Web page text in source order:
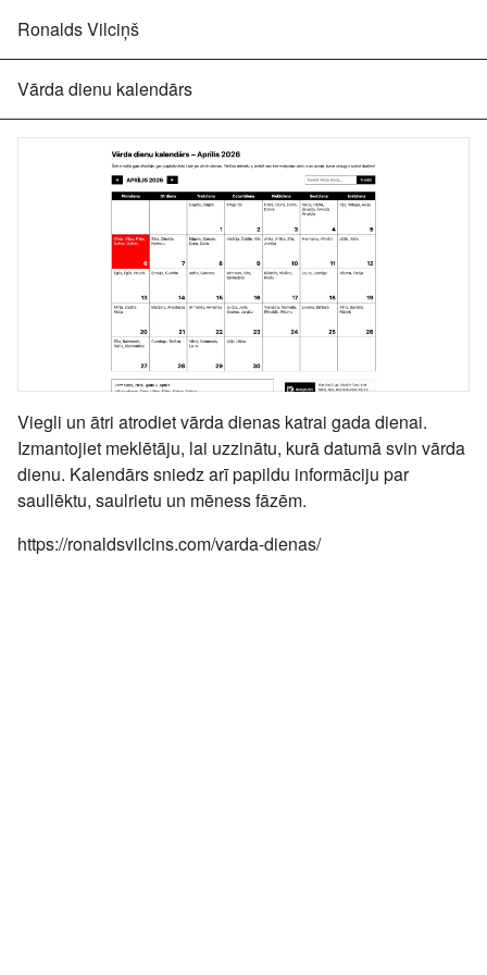
Ronalds Vilciņš
Vārda dienu kalendārs
Viegli un ātri atrodiet vārda dienas katrai gada dienai.
Izmantojiet meklētāju, lai uzzinātu, kurā datumā svin vārda
dienu. Kalendārs sniedz arī papildu informāciju par
saullēktu, saulrietu un mēness fāzēm.
https://ronaldsvilcins.com/varda-dienas/